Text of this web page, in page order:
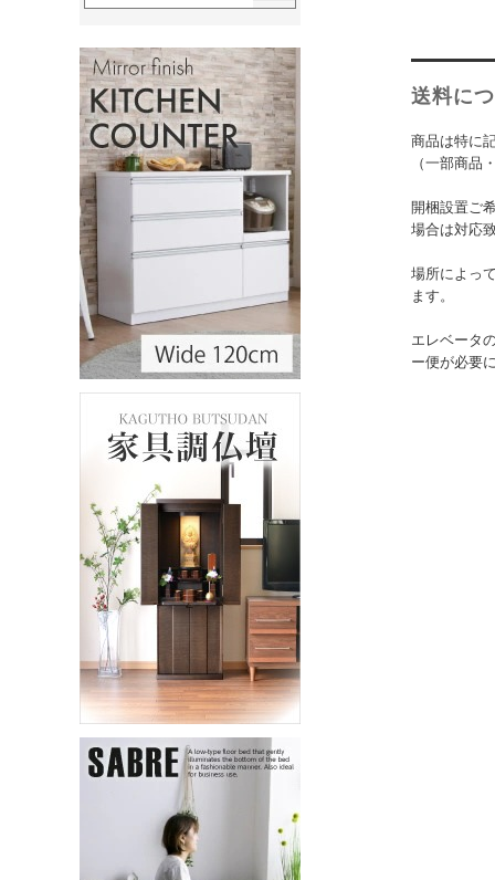
送料に
商品は特に
（一部商品
開梱設置ご
場合は対応
場所によっ
ます。
エレベータ
ー便が必要